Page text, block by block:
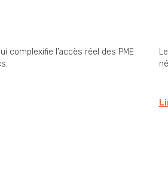
complexifie l’accès réel des PME